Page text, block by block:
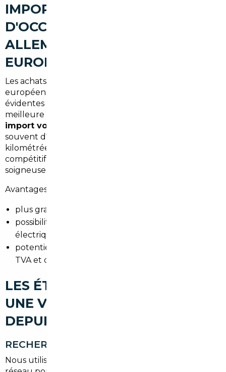
IMPORT DE VOITURES
D'OCCASION À SAINT-GRATIEN :
ALLEMAGNE, BELGIQUE ET
EUROPE
Les achats en Allemagne, Belgique ou autres pays
européens restent attractifs pour des raisons
évidentes : différence de prix, choix de finitions et
meilleure disponibilité de modèles récents. Un
import voiture Allemagne Saint-Gratien
souvent d'accéder à des versions diesel peu
kilométrées ou à des finitions premium à tarif
compétitif. De même, la Belgique offre des occasions
soigneusement entretenues.
Avantages :
plus grand choix de modèles et motorisations,
possibilité de trouver des véhicules hybrides et
électriques récents,
potentielle économie après prise en compte de la
TVA et des frais.
LES ÉTAPES POUR IMPORTER
UNE VOITURE D'OCCASION
DEPUIS SAINT-GRATIEN
RECHERCHE DU VÉHICULE
Nous utilisons des plateformes européennes et notre